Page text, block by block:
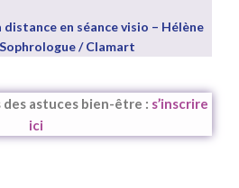
en séance visio – Hélène
/ Clamart
des astuces bien-être : s’inscrire
ici